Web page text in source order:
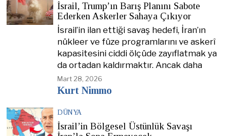
İsrail, Trump’ın Barış Planını Sabote
Ederken Askerler Sahaya Çıkıyor
İsrail’in ilan ettiği savaş hedefi, İran’ın
nükleer ve füze programlarını ve askerî
kapasitesini ciddi ölçüde zayıflatmak ya
da ortadan kaldırmaktır. Ancak daha
Mart 28, 2026
Kurt Nimmo
DÜNYA
İsrail’in Bölgesel Üstünlük Savaşı